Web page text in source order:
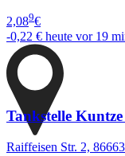
2,089€
-0,22 € heute vor 19
Tankstelle
Raiffeisen Str. 2,